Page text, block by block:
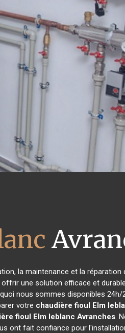
la maintenance et la réparation
une solution efficace et
nous sommes disponibles 24h/
votre chaudière fioul Elm
fioul Elm leblanc Avranches.
ont fait confiance pour